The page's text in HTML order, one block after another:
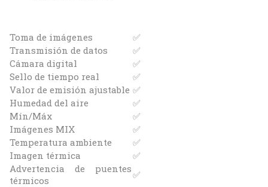
Toma de imágenes
✅
Transmisión de datos
✅
Cámara digital
✅
Sello de tiempo real
✅
Valor de emisión ajustable ✅
Humedad del aire
✅
Mín/Máx
✅
Imágenes MIX
✅
Temperatura ambiente
✅
Imagen térmica
✅
Advertencia de puentes
térmicos
✅